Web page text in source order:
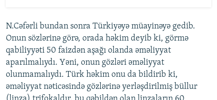
N.Cəfərli bundan sonra Türkiyəyə müayinəyə gedib.
Onun sözlərinə görə, orada həkim deyib ki, görmə
qabiliyyəti 50 faizdən aşağı olanda əməliyyat
aparılmalıydı. Yəni, onun gözləri əməliyyat
olunmamalıydı. Türk həkim onu da bildirib ki,
əməliyyat nəticəsində gözlərinə yerləşdirilmiş büllur